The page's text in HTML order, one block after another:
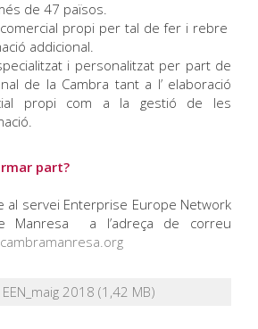
de 47 països.
comercial propi per tal de fer i rebre
addicional.
i personalitzat per part de
de la Cambra tant a l’ elaboració
propi com a la gestió de les
part?
al servei Enterprise Europe Network
Manresa a l’adreça de correu
EEN_maig 2018